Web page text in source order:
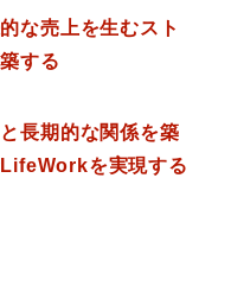
な売上を生むスト
する
長期的な関係を築
を実現する